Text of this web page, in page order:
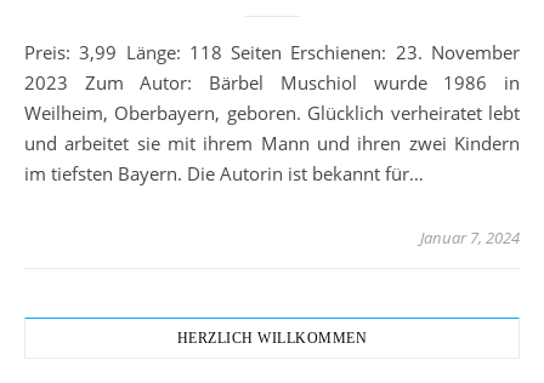
Preis: 3,99 Länge: 118 Seiten Erschienen: 23. November
2023 Zum Autor: Bärbel Muschiol wurde 1986 in
Weilheim, Oberbayern, geboren. Glücklich verheiratet lebt
und arbeitet sie mit ihrem Mann und ihren zwei Kindern
im tiefsten Bayern. Die Autorin ist bekannt für…
Januar 7, 2024
HERZLICH WILLKOMMEN